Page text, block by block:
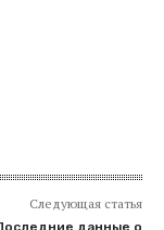
Следующая статья
данные о